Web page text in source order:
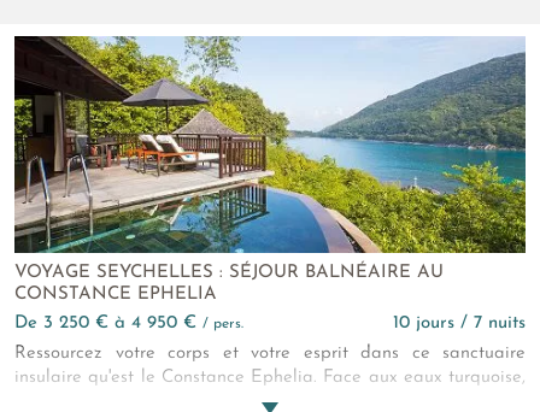
spa, parcours de golf et exploration sous-marine... Au
Constance Lémuria, vous êtes comblés.
VOYAGE SEYCHELLES : SÉJOUR BALNÉAIRE AU
CONSTANCE EPHELIA
de 3 250 € à 4 950 € / pers.
10 jours / 7 nuits
Ressourcez votre corps et votre esprit dans ce sanctuaire
insulaire qu'est le Constance Ephelia. Face aux eaux turquoise,
profitez d'un séjour alliant beauté, harmonie et luxe. Blotti